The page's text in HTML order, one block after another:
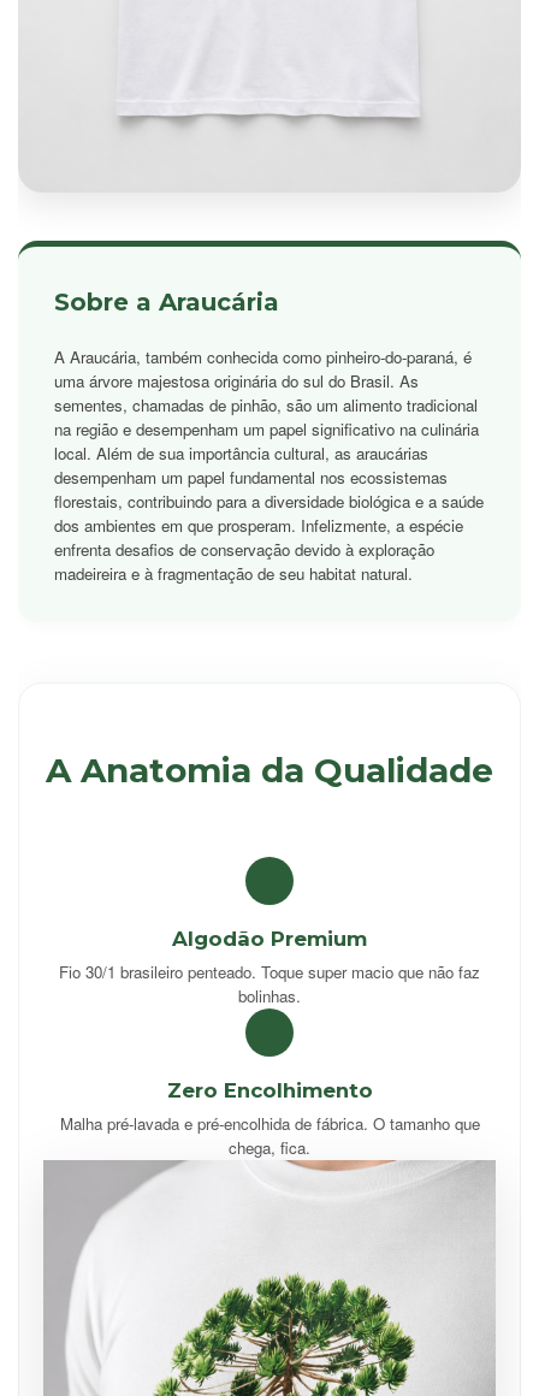
Sobre a Araucária
A Araucária, também conhecida como pinheiro-do-paraná, é
uma árvore majestosa originária do sul do Brasil. As
sementes, chamadas de pinhão, são um alimento tradicional
na região e desempenham um papel significativo na culinária
local. Além de sua importância cultural, as araucárias
desempenham um papel fundamental nos ecossistemas
florestais, contribuindo para a diversidade biológica e a saúde
dos ambientes em que prosperam. Infelizmente, a espécie
enfrenta desafios de conservação devido à exploração
madeireira e à fragmentação de seu habitat natural.
A Anatomia da Qualidade
Algodão Premium
Fio 30/1 brasileiro penteado. Toque super macio que não faz
bolinhas.
Zero Encolhimento
Malha pré-lavada e pré-encolhida de fábrica. O tamanho que
chega, fica.